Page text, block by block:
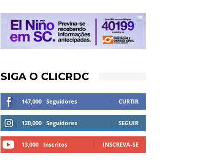
SIGA O CLICRDC
147,000 Seguidores CURTIR
120,000 Seguidores SEGUIR
13,000 Inscritos INSCREVA-SE